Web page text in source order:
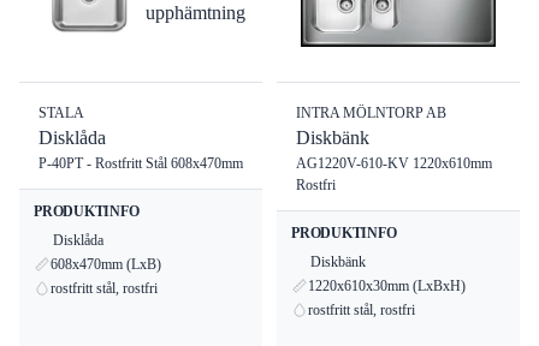
upphämtning
STALA
Disklåda
P-40PT - Rostfritt Stål 608x470mm
PRODUKTINFO
Disklåda
608x470mm (LxB)
rostfritt stål, rostfri
INTRA MÖLNTORP AB
Diskbänk
AG1220V-610-KV 1220x610mm
Rostfri
PRODUKTINFO
Diskbänk
1220x610x30mm (LxBxH)
rostfritt stål, rostfri